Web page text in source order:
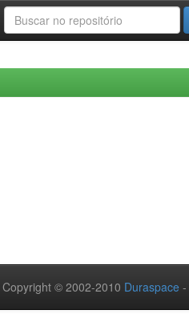
Copyright © 2002-2010 Duraspace -